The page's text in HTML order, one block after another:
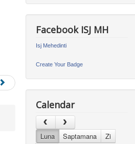
Facebook ISJ MH
Isj Mehedinti
Create Your Badge
Calendar
Luna Saptamana
Zi